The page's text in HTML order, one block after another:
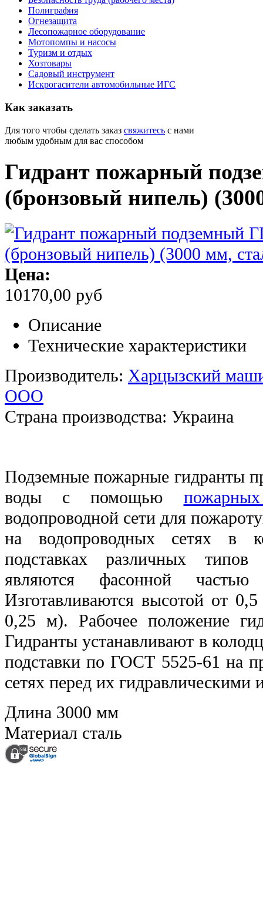
Полиграфия
Огнезащита
Лесопожарное оборудование
Мотопомпы и насосы
Туризм и отдых
Хозтовары
Садовый инструмент
Искрогасители автомобильные ИГС
Как заказать
Для того чтобы сделать заказ свяжитесь с нами
любым удобным для вас способом
Гидрант пожарный
(бронзовый нипель)
Цена:
10170,00 руб
Описание
Технические характеристики
Производитель: Харцызский
ООО
Страна производства: Украина
Подземные пожарные гидранты
воды с помощью
водопроводной сети для
на водопроводных сетях в
подставках различных
являются фасонной частью
Изготавливаются высотой от
0,25 м). Рабочее положение
Гидранты устанавливают в
подставки по ГОСТ 5525-61 на
сетях перед их гидравлическими
Длина 3000 мм
Материал сталь